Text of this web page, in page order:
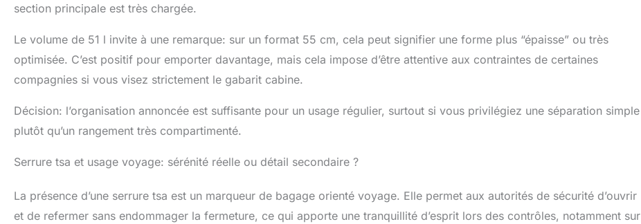
section principale est très chargée.
Le volume de 51 l invite à une remarque: sur un format 55 cm, cela peut signifier une forme plus “épaisse” ou très
optimisée. C’est positif pour emporter davantage, mais cela impose d’être attentive aux contraintes de certaines
compagnies si vous visez strictement le gabarit cabine.
Décision: l’organisation annoncée est suffisante pour un usage régulier, surtout si vous privilégiez une séparation simple
plutôt qu’un rangement très compartimenté.
Serrure tsa et usage voyage: sérénité réelle ou détail secondaire ?
La présence d’une serrure tsa est un marqueur de bagage orienté voyage. Elle permet aux autorités de sécurité d’ouvrir
et de refermer sans endommager la fermeture, ce qui apporte une tranquillité d’esprit lors des contrôles, notamment sur